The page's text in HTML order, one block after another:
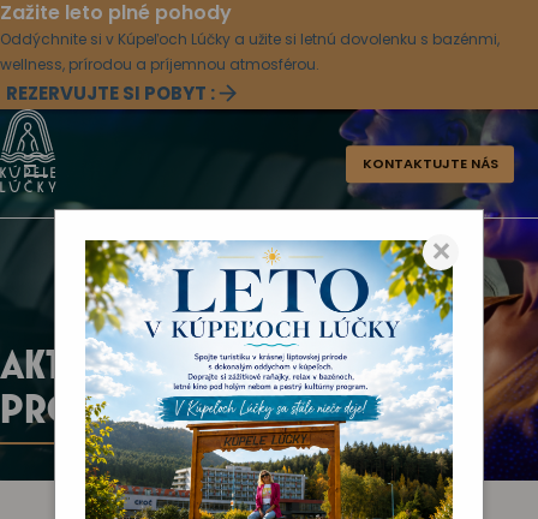
Zažite leto plné pohody
Oddýchnite si v Kúpeľoch Lúčky a užite si letnú dovolenku s bazénmi,
wellness, prírodou a príjemnou atmosférou.
REZERVUJTE SI POBYT :
×
KONTAKTUJTE NÁS
AKTUÁLNY KULTÚRNY
PROGRAM